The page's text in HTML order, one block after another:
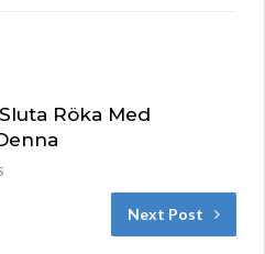
Röka Med
Next Post